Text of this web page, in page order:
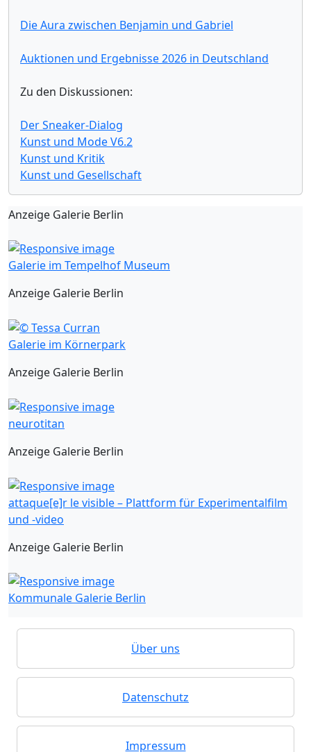
Die Aura zwischen Benjamin und Gabriel
Auktionen und Ergebnisse 2026 in Deutschland
Zu den Diskussionen:
Der Sneaker-Dialog
Kunst und Mode V6.2
Kunst und Kritik
Kunst und Gesellschaft
Anzeige Galerie Berlin
Galerie im Tempelhof Museum
Anzeige Galerie Berlin
Galerie im Körnerpark
Anzeige Galerie Berlin
neurotitan
Anzeige Galerie Berlin
attaque[e]r le visible – Plattform für Experimentalfilm
und -video
Anzeige Galerie Berlin
Kommunale Galerie Berlin
Über uns
Datenschutz
Impressum